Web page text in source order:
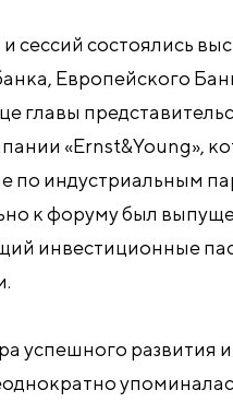
сессий состоялись
Европейского
главы
«Ernst&Young»,
по индустриальным
к форуму был
инвестиционные
успешного развития